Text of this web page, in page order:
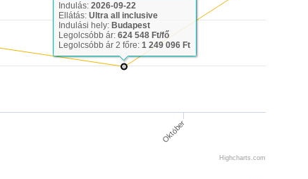
Október
Highcharts.com
Indulás:2026-09-22
Ellátás:Ultra all inclusive
Indulási hely: Budapest
Legolcsóbb ár:624 548 Ft/fő
Legolcsóbb ár 2 főre:1 249 096 Ft